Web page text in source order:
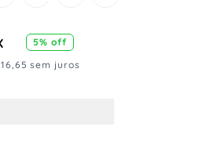
5% off
16,65 sem juros